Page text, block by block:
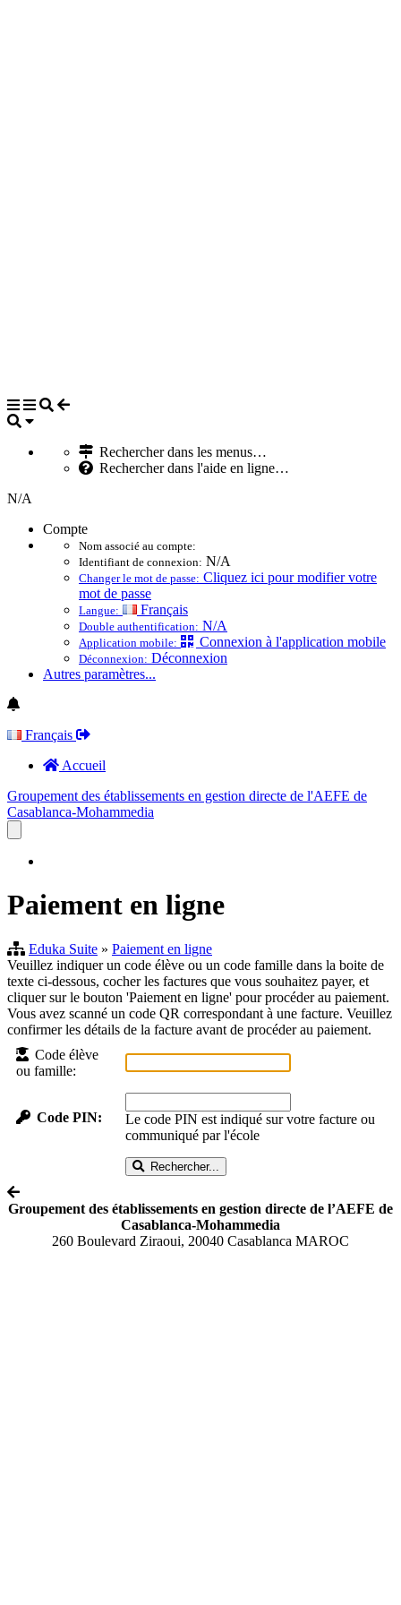
Rechercher dans les menus…
Rechercher dans l'aide en ligne…
N/A
Compte
Nom associé au compte:
Identifiant de connexion: N/A
Changer le mot de passe: Cliquez ici pour modifier votre
mot de passe
Langue: Français
Double authentification: N/A
Application mobile: Connexion à l'application mobile
Déconnexion: Déconnexion
Autres paramètres...
Français
Accueil
Groupement des établissements en gestion directe de l'AEFE de
Casablanca-Mohammedia
Paiement en ligne
Eduka Suite » Paiement en ligne
Veuillez indiquer un code élève ou un code famille dans la boite de
texte ci-dessous, cocher les factures que vous souhaitez payer, et
cliquer sur le bouton 'Paiement en ligne' pour procéder au paiement.
Vous avez scanné un code QR correspondant à une facture. Veuillez
confirmer les détails de la facture avant de procéder au paiement.
Code élève
ou famille:
Code PIN:
Le code PIN est indiqué sur votre facture ou
communiqué par l'école
Rechercher...
Groupement des établissements en gestion directe de l’AEFE de
Casablanca-Mohammedia
260 Boulevard Ziraoui, 20040 Casablanca MAROC